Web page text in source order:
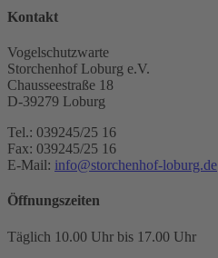
Kontakt
Vogelschutzwarte
Storchenhof Loburg e.V.
Chausseestraße 18
D-39279 Loburg
Tel.: 039245/25 16
Fax: 039245/25 16
E-Mail: info@storchenhof-loburg.de
Öffnungszeiten
Täglich 10.00 Uhr bis 17.00 Uhr